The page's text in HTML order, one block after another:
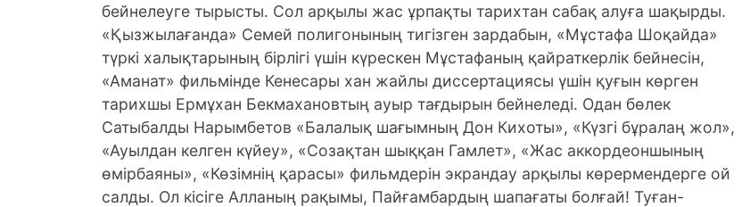
бейнелеуге тырысты. Сол арқылы жас ұрпақты тарихтан сабақ алуға шақырды.
«Қызжылағанда» Семей полигонының тигізген зардабын, «Мұстафа Шоқайда»
түркі халықтарының бірлігі үшін күрескен Мұстафаның қайраткерлік бейнесін,
«Аманат» фильмінде Кенесары хан жайлы диссертациясы үшін қуғын көрген
тарихшы Ермұхан Бекмахановтың ауыр тағдырын бейнеледі. Одан бөлек
Сатыбалды Нарымбетов «Балалық шағымның Дон Кихоты», «Күзгі бұралаң жол»,
«Ауылдан кел­ген күйеу», «Созақтан шыққан Гамлет», «Жас аккордеоншының
өмірбаяны», «Көзім­нің қарасы» фильмдерін экрандау арқылы көрермендерге ой
салды. Ол кісіге Алланың рақымы, Пайғамбардың шапағаты болғай! Туған-